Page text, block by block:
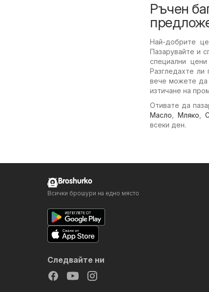
Ръчен
Най-добрите
Пазарувайте и
специални
Разгледахте
вече можете да
изтичане на
Отивате да
Масло
Мляко
всеки ден.
Broshurko
Всички брошури на едно място
Следвайте ни